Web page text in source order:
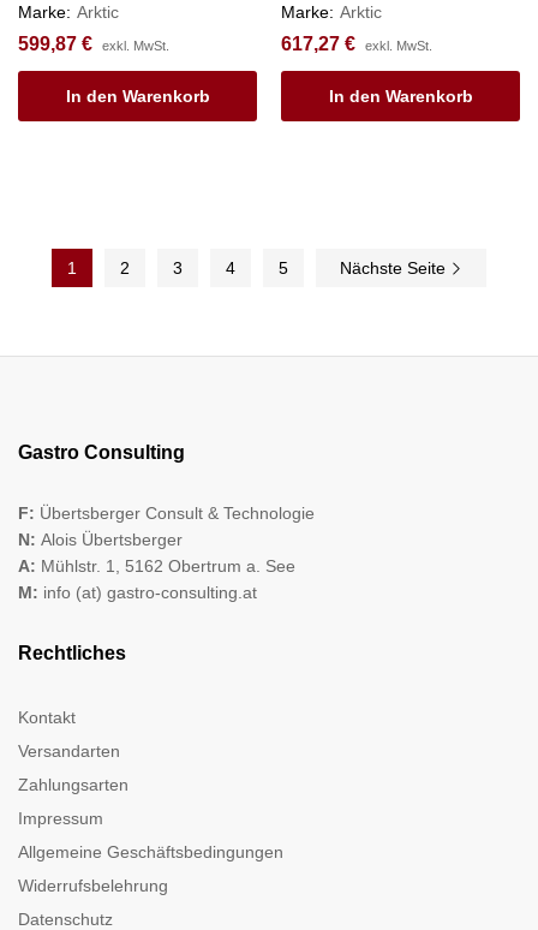
Marke: Arktic
599,87 € exkl. MwSt.
In den Warenkorb
Marke: Arktic
617,27 € exkl. MwSt.
In den Warenkorb
1 2 3 4 5 Nächste Seite
Gastro Consulting
F: Übertsberger Consult & Technologie
N: Alois Übertsberger
A: Mühlstr. 1, 5162 Obertrum a. See
M: info (at) gastro-consulting.at
Rechtliches
Kontakt
Versandarten
Zahlungsarten
Impressum
Allgemeine Geschäftsbedingungen
Widerrufsbelehrung
Datenschutz